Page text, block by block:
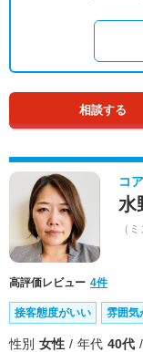
相談する
コ
水
（
高評価レビュー 4件
接客態度がいい 雰囲気
性別 女性 年代 40代